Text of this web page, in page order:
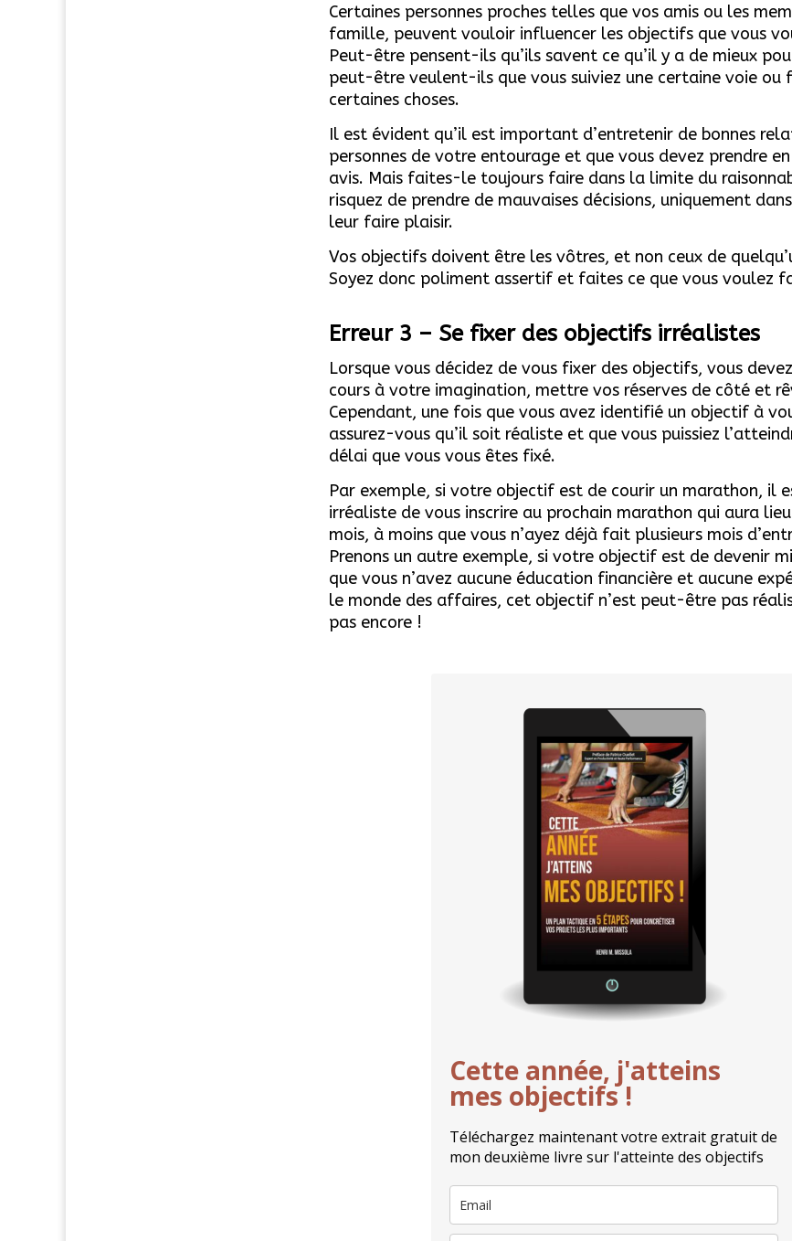
Certaines personnes proches telles que vos amis ou les
famille, peuvent vouloir influencer les objectifs que vous
Peut-être pensent-ils qu’ils savent ce qu’il y a de mieux
peut-être veulent-ils que vous suiviez une certaine voie ou
certaines choses.
Il est évident qu’il est important d’entretenir de bonnes
personnes de votre entourage et que vous devez prendre
avis. Mais faites-le toujours faire dans la limite du
risquez de prendre de mauvaises décisions, uniquement
leur faire plaisir.
Vos objectifs doivent être les vôtres, et non ceux de
Soyez donc poliment assertif et faites ce que vous voulez
Erreur 3 – Se fixer des objectifs irréalistes
Lorsque vous décidez de vous fixer des objectifs, vous
cours à votre imagination, mettre vos réserves de côté et
Cependant, une fois que vous avez identifié un objectif à
assurez-vous qu’il soit réaliste et que vous puissiez
délai que vous vous êtes fixé.
Par exemple, si votre objectif est de courir un marathon, il
irréaliste de vous inscrire au prochain marathon qui aura
mois, à moins que vous n’ayez déjà fait plusieurs mois
Prenons un autre exemple, si votre objectif est de devenir
que vous n’avez aucune éducation financière et aucune
le monde des affaires, cet objectif n’est peut-être pas
pas encore !
Cette année, j'atteins
mes objectifs !
Téléchargez maintenant votre extrait gratuit de
mon deuxième livre sur l'atteinte des objectifs